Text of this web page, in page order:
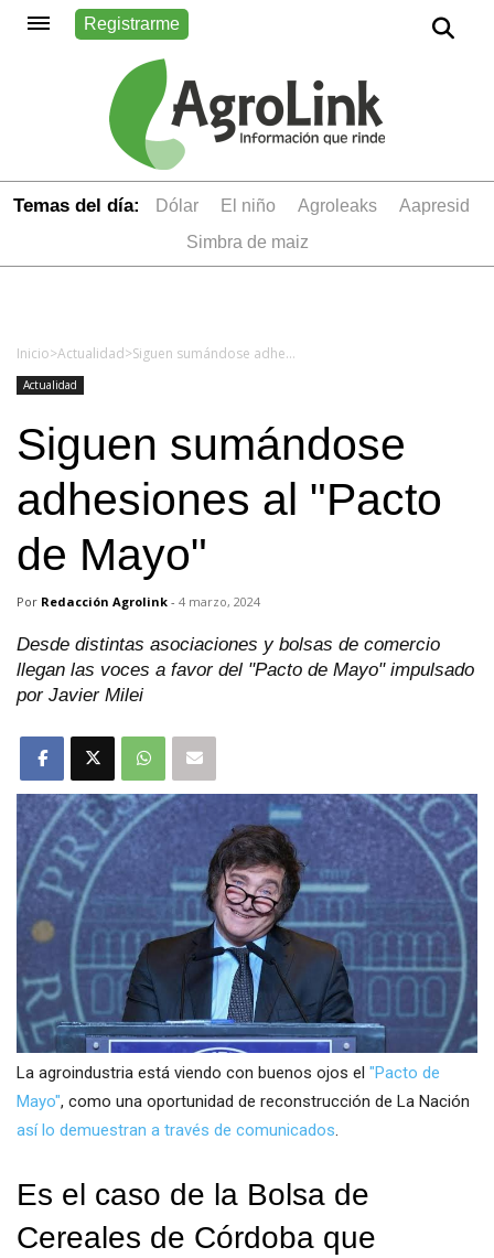
Registrarme
Temas del día: dólar el niño Agroleaks
aapresid
simbra de maiz
Inicio>Actualidad> Siguen sumándose adhesiones al "Pacto de Mayo"
Actualidad
Siguen sumándose
adhesiones al "Pacto
de Mayo"
Por Redacción Agrolink - 4 marzo, 2024
Desde distintas asociaciones y bolsas de comercio
llegan las voces a favor del "Pacto de Mayo" impulsado
por Javier Milei
La agroindustria está viendo con buenos ojos el "Pacto de
Mayo", como una oportunidad de reconstrucción de La Nación
así lo demuestran a través de comunicados
Es el caso de la Bolsa de
Cereales de Córdoba que